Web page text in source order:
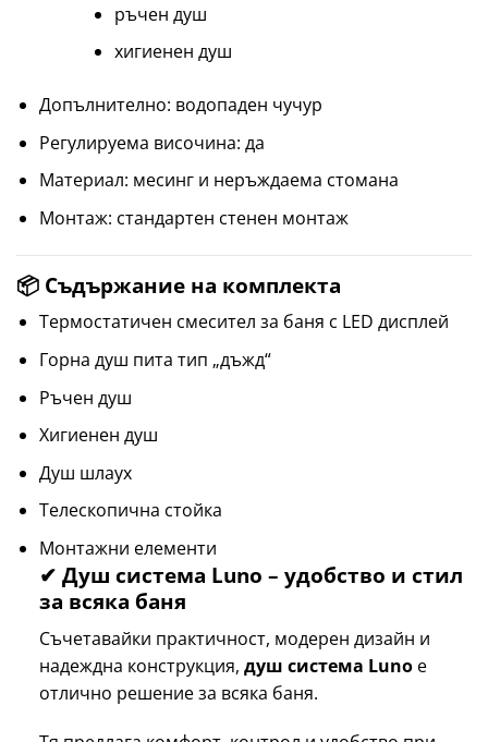
ръчен душ
хигиенен душ
Допълнително: водопаден чучур
Регулируема височина: да
Материал: месинг и неръждаема стомана
Монтаж: стандартен стенен монтаж
📦 Съдържание на комплекта
Термостатичен смесител за баня с LED дисплей
Горна душ пита тип „дъжд“
Ръчен душ
Хигиенен душ
Душ шлаух
Телескопична стойка
Монтажни елементи
✔ Душ система Luno – удобство и стил
за всяка баня
Съчетавайки практичност, модерен дизайн и
надеждна конструкция, душ система Lunoе
отлично решение за всяка баня.